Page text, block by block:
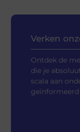
Verken
Ontdek de
die je
scala aan